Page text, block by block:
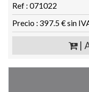
Ref : 071022
Precio : 397.5 € sin
|